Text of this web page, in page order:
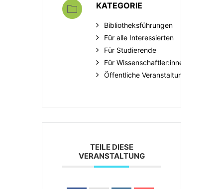
KATEGORIE
Bibliotheksführungen
Für alle Interessierten
Für Studierende
Für Wissenschaftler:innen
Öffentliche Veranstaltungen
TEILE DIESE
VERANSTALTUNG